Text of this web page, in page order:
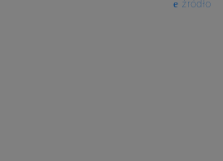
źródło